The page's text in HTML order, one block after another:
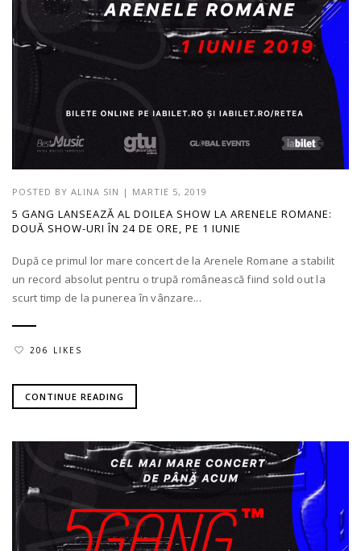
POSTED BY ALINA SIN | MARTIE 5, 2019
5 GANG LANSEAZĂ AL DOILEA SHOW LA ARENELE ROMANE:
DOUĂ SHOW-URI ÎN 24 DE ORE, PE 1 IUNIE
După ce primul lor mare concert de la Arenele Romane a stabilit
un record absolut pentru o trupă românească fiind sold out la
scurt timp de la punerea în vânzare...
206 LIKES
CONTINUE READING